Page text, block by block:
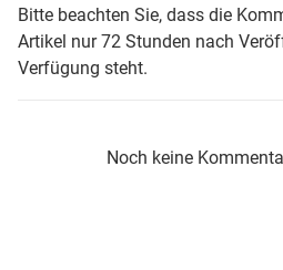
Bitte beachten Sie, dass die
Artikel nur 72 Stunden nach
Verfügung steht.
Noch keine